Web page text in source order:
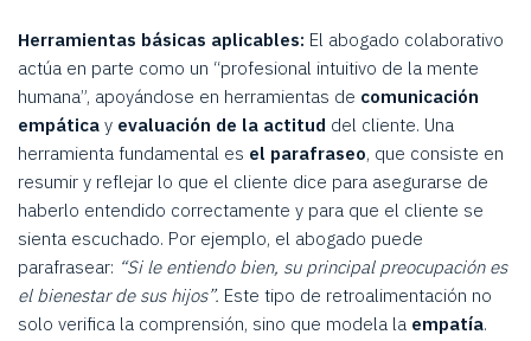
Herramientas básicas aplicables: El abogado colaborativo
actúa en parte como un “profesional intuitivo de la mente
humana”, apoyándose en herramientas de comunicación
empáticay evaluación de la actitud del cliente. Una
herramienta fundamental es el parafraseo, que consiste en
resumir y reflejar lo que el cliente dice para asegurarse de
haberlo entendido correctamente y para que el cliente se
sienta escuchado. Por ejemplo, el abogado puede
parafrasear: “Si le entiendo bien, su principal preocupación es
el bienestar de sus hijos”. Este tipo de retroalimentación no
solo verifica la comprensión, sino que modela la empatía.